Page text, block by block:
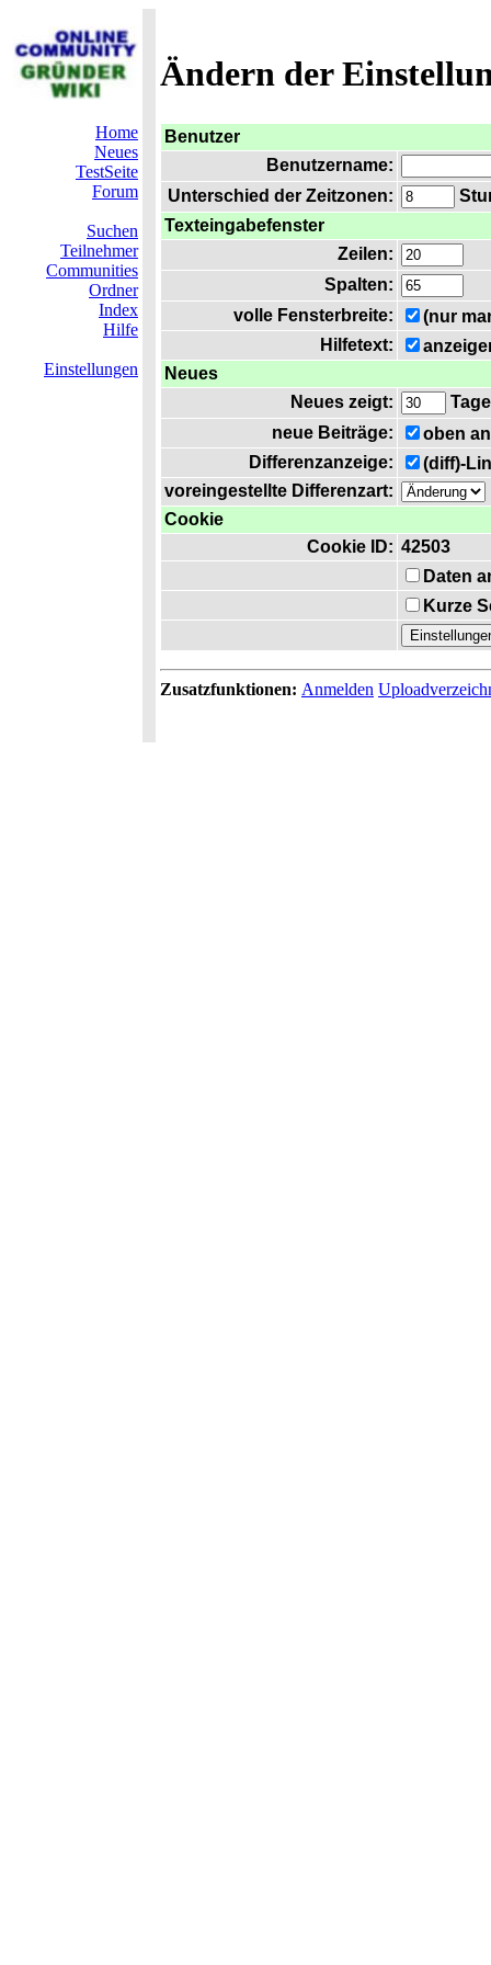
Ändern der
Home
Neues
TestSeite
Forum
Suchen
Teilnehmer
Communities
Ordner
Index
Hilfe
Einstellungen
Benutzer
Benutzername:
Unterschied der Zeitzonen:
Texteingabefenster
Zeilen:
Spalten:
volle Fensterbreite:
(nur
Hilfetext:
Neues
Neues zeigt:
Tage
neue Beiträge:
oben
Differenzanzeige:
(diff)-
voreingestellte Differenzart:
Cookie
Cookie ID: 42503
Daten
Kurze
Zusatzfunktionen: Anmelden